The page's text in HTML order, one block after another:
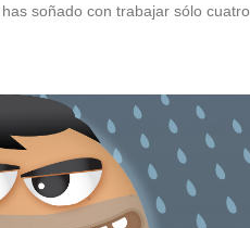
soñado con trabajar sólo cuatro